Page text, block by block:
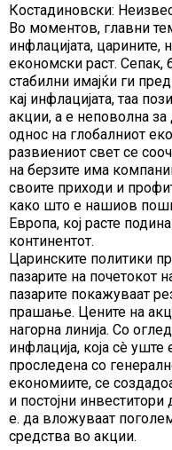
Костадиновски:
Во моментов, главни
инфлацијата, царините,
економски раст. Сепак,
стабилни имајќи ги
кај инфлацијата, таа
акции, a е неповолна
однос на глобалниот
развиениот свет се
на берзите има
своите приходи и
како што е нашиов
Европа, кој расте
континентот.
Царинските политики
пазарите на почетокот
пазарите покажуваат
прашање. Цените на
нагорна линија. Со
инфлација, која сè
проследена со
економиите, се
и постојни инвеститори
е. да вложуваат
средства во акции.